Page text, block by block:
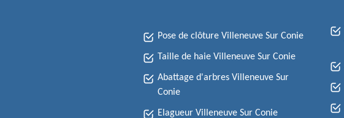
Pose de clôture Villeneuve Sur Conie
Taille de haie Villeneuve Sur Conie
Abattage d'arbres Villeneuve Sur
Conie
Elagueur Villeneuve Sur Conie